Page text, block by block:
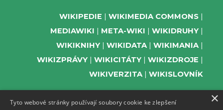
WIKIPEDIE
WIKIMEDIA COMMONS
MEDIAWIKI
META-WIKI
WIKIDRUHY
WIKIKNIHY
WIKIDATA
WIKIMANIA
WIKIZPRÁVY
WIKICITÁTY
WIKIZDROJE
WIKIVERZITA
WIKISLOVNÍK
×
Tyto webové stránky používají soubory cookie ke zlepšení